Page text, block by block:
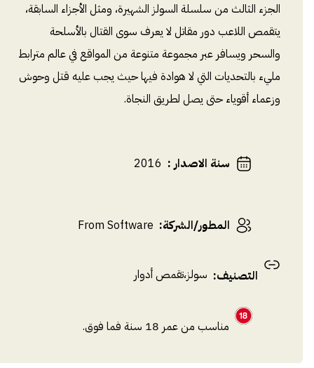
الجزء الثالث من سلسلة السولز الشهيرة، ومثل الأجزاء السابقة،
يتقمص اللاعب دور مقاتل لا يعرف سوى القتال بالأسلحة
والسحر ويسافر عبر مجموعة متنوعة من المواقع في عالم مترابط
مليء بالتحديات التي لا هوادة فيها حيث يجب عليه قتل وحوش
وزعماء أقوياء حتى يصل لطريق النجاة.
سنة الاصدار:
2016
المطور/الشركة:
From Software
التصنيف: سولز،تقمص أدوار
مناسب من عمر 18 سنة فما فوق.